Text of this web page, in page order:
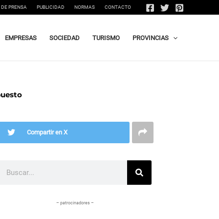
PRENSA PUBLICIDAD NORMAS CONTACTO
EMPRESAS SOCIEDAD TURISMO PROVINCIAS
Compartir en X
– patrocinadores –